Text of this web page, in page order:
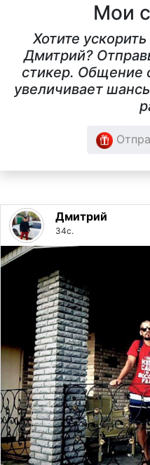
Мои
Хотите
Дмитрий?
стикер. Общение
увеличивает
Дмитрий
34с.